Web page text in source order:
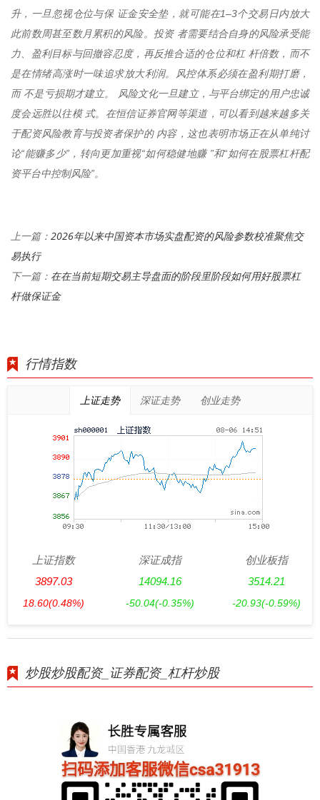
升，一旦忽视仓位与保 证金安全垫，就可能在1–3个交易日内放大
此前数周甚至数月累积的风险。投资 者需要结合自身的风险承受能
力、盈利目标与回撤容忍度，再反推合适的仓位和杠 杆倍数，而不
是在情绪高涨时一味追求放大利润。风控体系必须在盈利期打磨，
而 不是亏损期才建立。 风险文化一旦建立，与平台绑定的用户忠诚
度会远胜以往模 式。在恒信证券官网等渠道，可以看到越来越多关
于配资风险教育与投资者保护的 内容，这也表明市场正在从单纯讨
论“能赚多少”，转向更加重视“如何稳健地赚 ”和“如何在股票杠杆配
资平台中控制风险”。
上一篇： 2026年以来中国资本市场实盘配资的风险参数校准聚焦交
易执行
下一篇： 在在当前短期交易主导盘面的阶段里阶段如何用好股票杠
杆做保证金
行情指数
上证走势 深证走势 创业走势
上证指数
3897.03
18.60(0.48%)
深证成指
14094.16
-50.04(-0.35%)
创业板指
3514.21
-20.93(-0.59%)
炒股炒股配资_证券配资_杠杆炒股